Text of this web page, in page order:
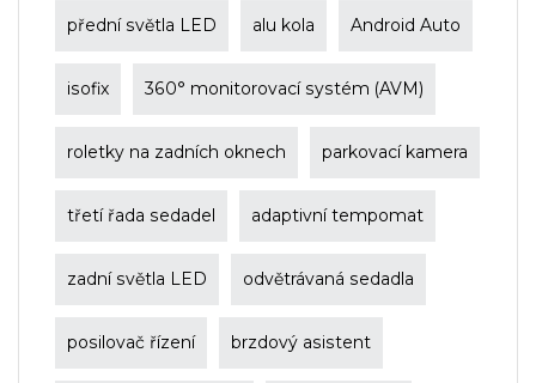
přední světla LED alu kola Android Auto
isofix 360° monitorovací systém (AVM)
roletky na zadních oknech parkovací kamera
třetí řada sedadel adaptivní tempomat
zadní světla LED odvětrávaná sedadla
posilovač řízení brzdový asistent